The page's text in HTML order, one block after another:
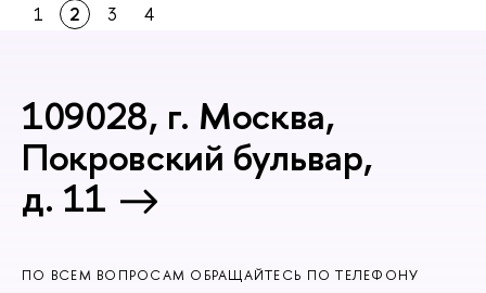
1 2 3 4
109028, г. Москва,
Покровский бульвар,
д. 11
ПО ВСЕМ ВОПРОСАМ ОБРАЩАЙТЕСЬ ПО ТЕЛЕФОНУ